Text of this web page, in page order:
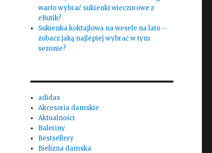
warto wybrać sukienki wieczorowe z
eButik?
Sukienka koktajlowa na wesele na lato –
zobacz jaką najlepiej wybrać w tym
sezonie?
adidas
Akcesoria damskie
Aktualności
Baleriny
Bestsellery
Bielizna damska